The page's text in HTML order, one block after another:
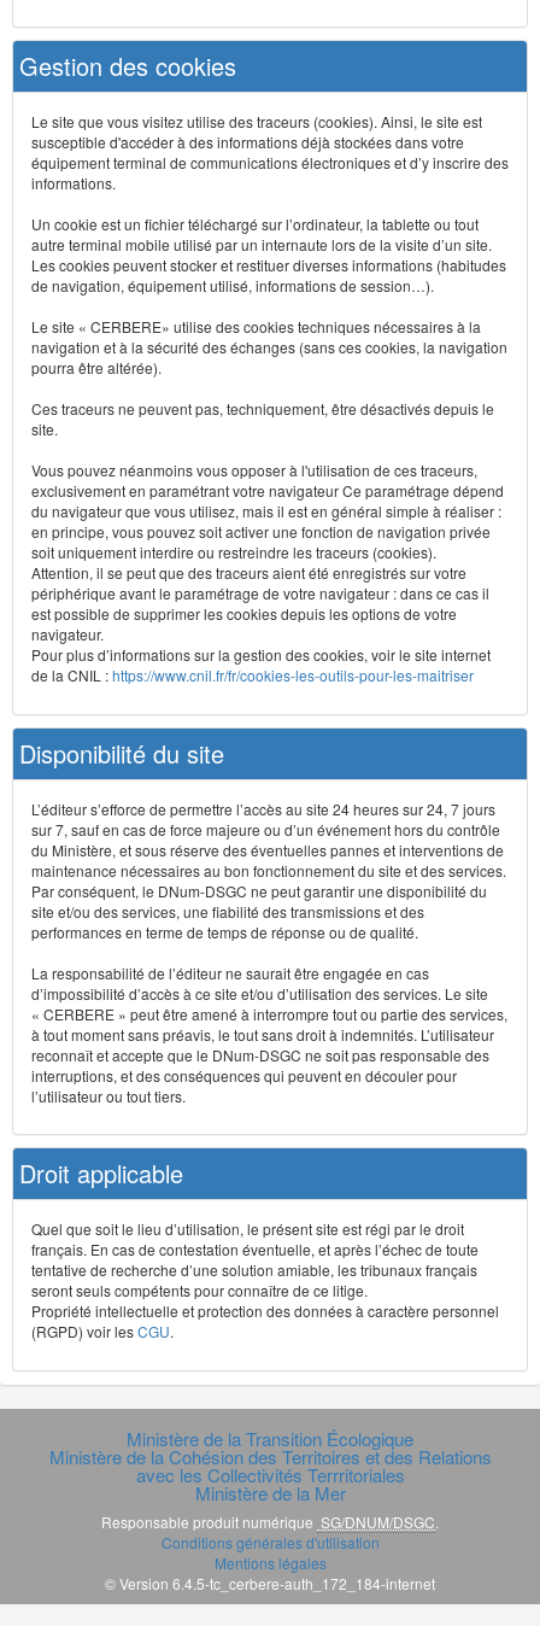
Gestion des cookies
Le site que vous visitez utilise des traceurs (cookies). Ainsi, le site est
susceptible d'accéder à des informations déjà stockées dans votre
équipement terminal de communications électroniques et d’y inscrire des
informations.
Un cookie est un fichier téléchargé sur l’ordinateur, la tablette ou tout
autre terminal mobile utilisé par un internaute lors de la visite d’un site.
Les cookies peuvent stocker et restituer diverses informations (habitudes
de navigation, équipement utilisé, informations de session…).
Le site « CERBERE» utilise des cookies techniques nécessaires à la
navigation et à la sécurité des échanges (sans ces cookies, la navigation
pourra être altérée).
Ces traceurs ne peuvent pas, techniquement, être désactivés depuis le
site.
Vous pouvez néanmoins vous opposer à l'utilisation de ces traceurs,
exclusivement en paramétrant votre navigateur Ce paramétrage dépend
du navigateur que vous utilisez, mais il est en général simple à réaliser :
en principe, vous pouvez soit activer une fonction de navigation privée
soit uniquement interdire ou restreindre les traceurs (cookies).
Attention, il se peut que des traceurs aient été enregistrés sur votre
périphérique avant le paramétrage de votre navigateur : dans ce cas il
est possible de supprimer les cookies depuis les options de votre
navigateur.
Pour plus d’informations sur la gestion des cookies, voir le site internet
de la CNIL :https://www.cnil.fr/fr/cookies-les-outils-pour-les-maitriser
Disponibilité du site
L’éditeur s’efforce de permettre l’accès au site 24 heures sur 24, 7 jours
sur 7, sauf en cas de force majeure ou d’un événement hors du contrôle
du Ministère, et sous réserve des éventuelles pannes et interventions de
maintenance nécessaires au bon fonctionnement du site et des services.
Par conséquent, le DNum-DSGC ne peut garantir une disponibilité du
site et/ou des services, une fiabilité des transmissions et des
performances en terme de temps de réponse ou de qualité.
La responsabilité de l’éditeur ne saurait être engagée en cas
d’impossibilité d’accès à ce site et/ou d’utilisation des services. Le site
« CERBERE » peut être amené à interrompre tout ou partie des services,
à tout moment sans préavis, le tout sans droit à indemnités. L’utilisateur
reconnaît et accepte que le DNum-DSGC ne soit pas responsable des
interruptions, et des conséquences qui peuvent en découler pour
l’utilisateur ou tout tiers.
Droit applicable
Quel que soit le lieu d’utilisation, le présent site est régi par le droit
français. En cas de contestation éventuelle, et après l’échec de toute
tentative de recherche d’une solution amiable, les tribunaux français
seront seuls compétents pour connaître de ce litige.
Propriété intellectuelle et protection des données à caractère personnel
(RGPD) voir lesCGU.
Ministère de la Transition Écologique
Ministère de la Cohésion des Territoires et des Relations
avec les Collectivités Terrritoriales
Ministère de la Mer
Responsable produit numérique SG/DNUM/DSGC
Conditions générales d'utilisation
Mentions légales
© Version 6.4.5-tc_cerbere-auth_172_184-internet